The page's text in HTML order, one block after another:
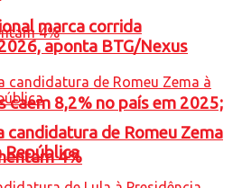
caem 8,2% no país em 2025;
4%
marca corrida
aponta BTG/Nexus
candidatura de Romeu Zema
República